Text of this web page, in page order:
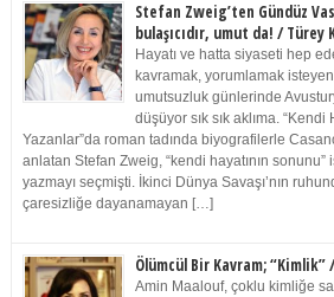
Stefan Zweig’ten Gündüz
bulaşıcıdır, umut da! / Türey
Hayatı ve hatta siyaseti hep
kavramak, yorumlamak
umutsuzluk günlerinde
düşüyor sık sık aklıma. “Kendi
Yazanlar”da roman tadında biyografilerle
anlatan Stefan Zweig, “kendi hayatının
yazmayı seçmişti. İkinci Dünya Savaşı’nın
çaresizliğe dayanamayan […]
Ölümcül Bir Kavram; “Kimlik” /
Amin Maalouf, çoklu kimliğe